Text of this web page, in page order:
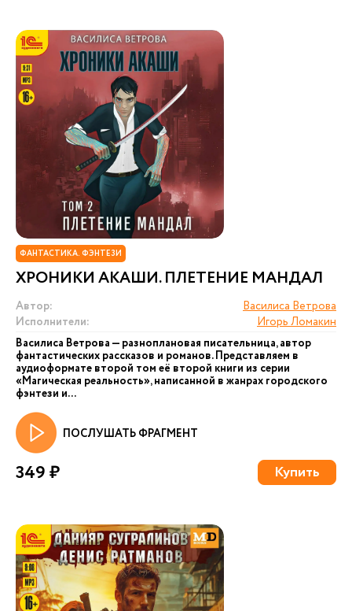
ФАНТАСТИКА. ФЭНТЕЗИ
ХРОНИКИ АКАШИ. ПЛЕТЕНИЕ МАНДАЛ
Автор:
Василиса Ветрова
Исполнители:
Игорь Ломакин
Василиса Ветрова — разноплановая писательница, автор
фантастических рассказов и романов. Представляем в
аудиоформате второй том её второй книги из серии
«Магическая реальность», написанной в жанрах городского
фэнтези и...
ПОСЛУШАТЬ ФРАГМЕНТ
349 ₽ Купить